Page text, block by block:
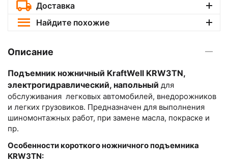
Доставка
Найдите похожие
Описание
Подъемник ножничный KraftWell KRW3TN,
электрогидравлический, напольный для
обслуживания легковых автомобилей, внедорожников
и легких грузовиков. Предназначен для выполнения
шиномонтажных работ, при замене масла, покраске и
пр.
Особенности короткого ножничного подъемника
KRW3TN: